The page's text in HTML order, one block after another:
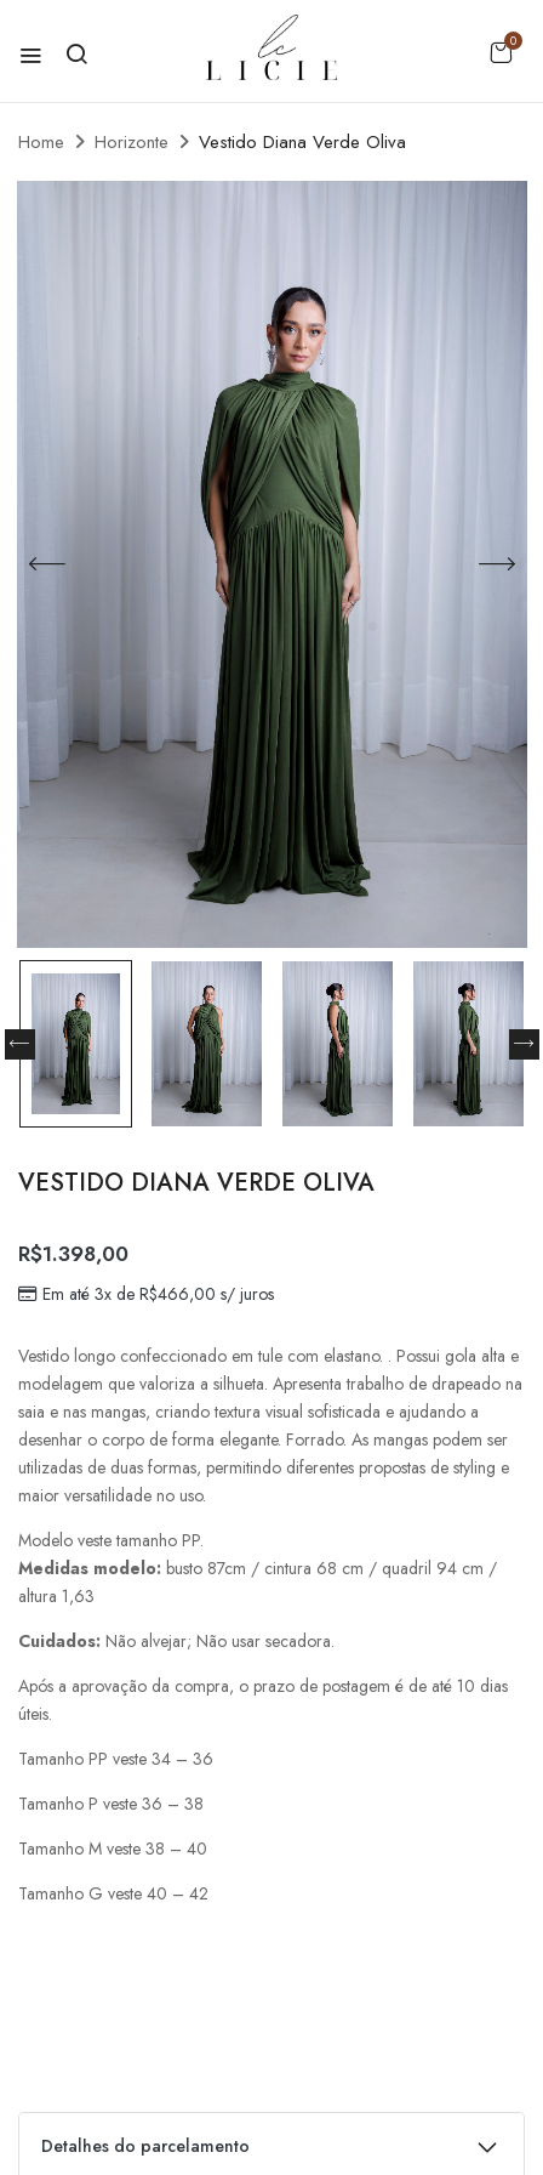
0
Home Horizonte Vestido Diana Verde Oliva
VESTIDO DIANA VERDE OLIVA
R$1.398,00
Em até 3x de R$466,00 s/ juros
Vestido longo confeccionado em tule com elastano. . Possui gola alta e
modelagem que valoriza a silhueta. Apresenta trabalho de drapeado na
saia e nas mangas, criando textura visual sofisticada e ajudando a
desenhar o corpo de forma elegante. Forrado. As mangas podem ser
utilizadas de duas formas, permitindo diferentes propostas de styling e
maior versatilidade no uso.
Modelo veste tamanho PP.
Medidas modelo: busto 87cm / cintura 68 cm / quadril 94 cm /
altura 1,63
Cuidados: Não alvejar; Não usar secadora.
Após a aprovação da compra, o prazo de postagem é de até 10 dias
úteis.
Tamanho PP veste 34 – 36
Tamanho P veste 36 – 38
Tamanho M veste 38 – 40
Tamanho G veste 40 – 42
Detalhes do parcelamento